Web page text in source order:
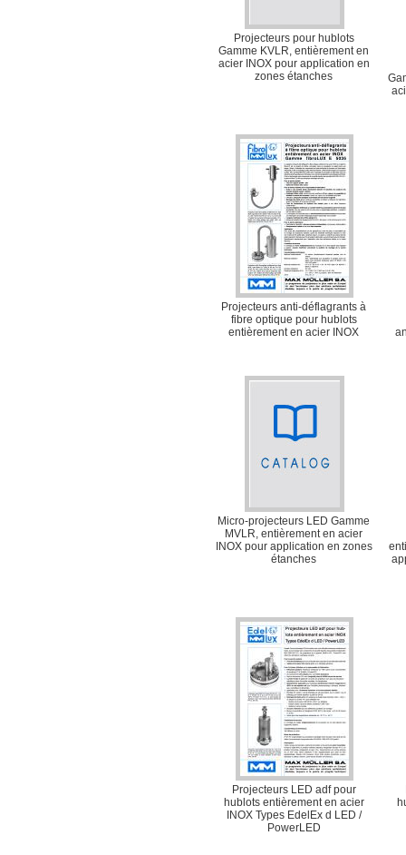
Projecteurs pour hublots
Gamme KVLR, entièrement en
acier INOX pour application en
zones étanches
Projecteurs anti-déflagrants à
fibre optique pour hublots
entièrement en acier INOX
Micro-projecteurs LED Gamme
MVLR, entièrement en acier
INOX pour application en zones
étanches
Projecteurs LED adf pour
hublots entièrement en acier
INOX Types EdelEx d LED /
PowerLED